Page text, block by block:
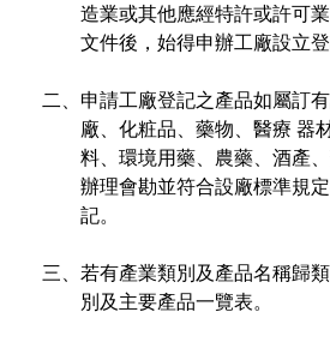
公職人員及關係人補助交易身
檔案應用及宣導活動
檔案管理局相關連結
污水處理廠
污水處理廠
園區土地廠房宿舍出租資訊
園區公會資訊
育成中心
公共藝術
南科新港堂
園區生活
園區宿舍簡介
自行車道網
人文景觀地圖
南科AI_ROBOT自造基地
南科創業工坊
永續園區
企業社會責任
生態資產
通關業務
環保管理
勞資管理
營建管理
污水費
科學園區人才培育補助計畫
敦親睦鄰經費補助
性平專區
園區廠商採購資訊
造業或其他應經特許或許可
文件後，始得申辦工廠設立登
二、申請工廠登記之產品如屬訂
廠、化粧品、藥物、醫療 器
料、環境用藥、農藥、酒產
辦理會勘並符合設廠標準規
記。
三、若有產業類別及產品名稱歸
別及主要產品一覽表。